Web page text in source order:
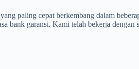
paling cepat berkembang dalam
bank garansi. Kami telah bekerja dengan